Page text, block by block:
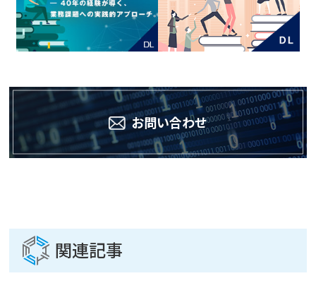
お問い合わせ
関連記事